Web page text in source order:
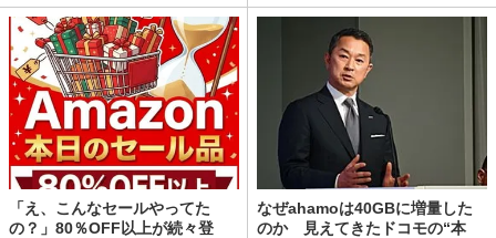
「え、こんなセールやってた
の？」80％OFF以上が続々登
なぜahamoは40GBに増量した
のか 見えてきたドコモの“本